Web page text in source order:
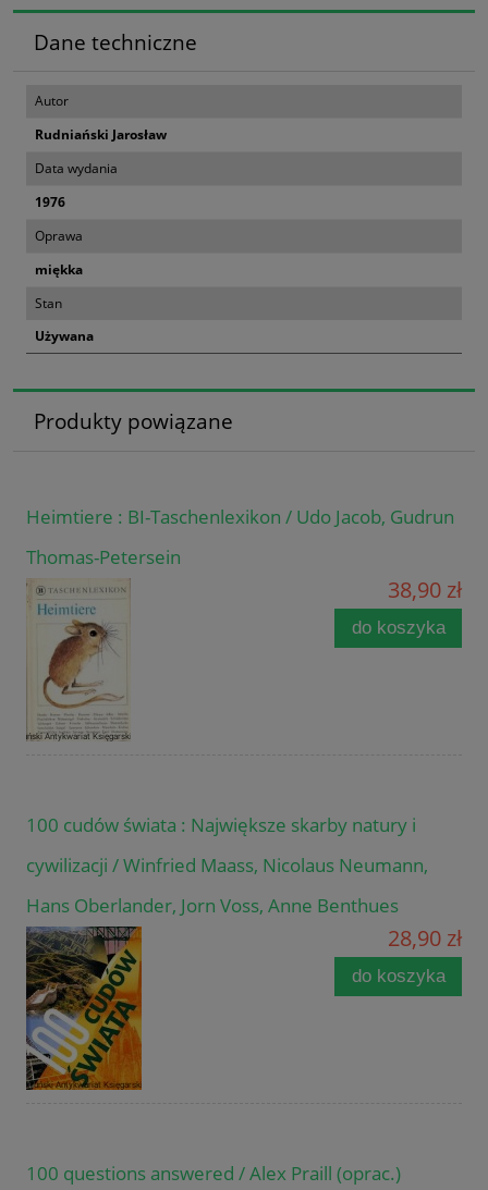
Dane techniczne
Autor
Rudniański Jarosław
Data wydania
1976
Oprawa
miękka
Stan
Używana
Produkty powiązane
Heimtiere : BI-Taschenlexikon / Udo Jacob, Gudrun
Thomas-Petersein
38,90 zł
do koszyka
100 cudów świata : Największe skarby natury i
cywilizacji / Winfried Maass, Nicolaus Neumann,
Hans Oberlander, Jorn Voss, Anne Benthues
28,90 zł
do koszyka
100 questions answered / Alex Praill (oprac.)